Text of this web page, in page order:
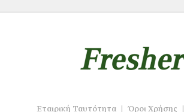
Εταιρική Ταυτότητα | Όροι Χρήσης |